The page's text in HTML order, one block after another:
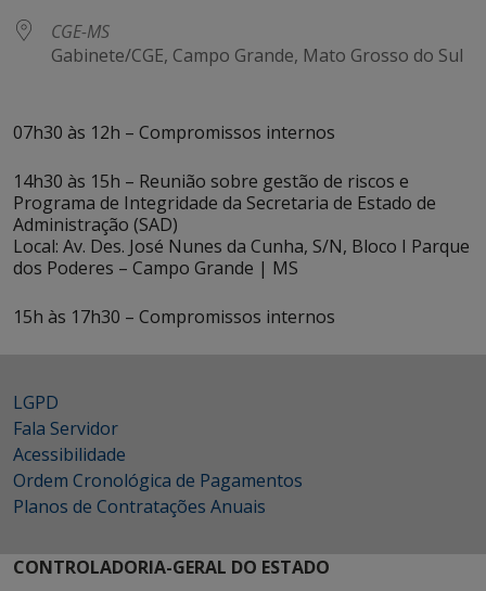
CGE-MS
Gabinete/CGE, Campo Grande, Mato Grosso do Sul
07h30 às 12h – Compromissos internos
14h30 às 15h – Reunião sobre gestão de riscos e
Programa de Integridade da Secretaria de Estado de
Administração (SAD)
Local: Av. Des. José Nunes da Cunha, S/N, Bloco I Parque
dos Poderes – Campo Grande | MS
15h às 17h30 – Compromissos internos
LGPD
Fala Servidor
Acessibilidade
Ordem Cronológica de Pagamentos
Planos de Contratações Anuais
CONTROLADORIA-GERAL DO ESTADO